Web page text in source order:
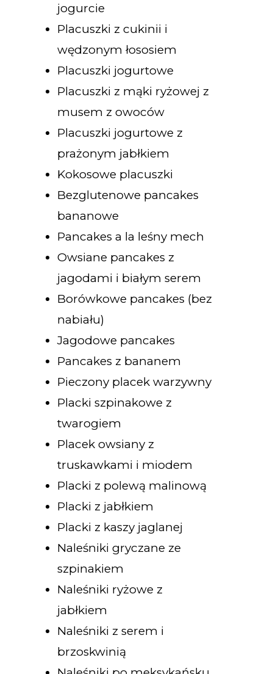
jogurcie
Placuszki z cukinii i
wędzonym łososiem
Placuszki jogurtowe
Placuszki z mąki ryżowej z
musem z owoców
Placuszki jogurtowe z
prażonym jabłkiem
Kokosowe placuszki
Bezglutenowe pancakes
bananowe
Pancakes a la leśny mech
Owsiane pancakes z
jagodami i białym serem
Borówkowe pancakes (bez
nabiału)
Jagodowe pancakes
Pancakes z bananem
Pieczony placek warzywny
Placki szpinakowe z
twarogiem
Placek owsiany z
truskawkami i miodem
Placki z polewą malinową
Placki z jabłkiem
Placki z kaszy jaglanej
Naleśniki gryczane ze
szpinakiem
Naleśniki ryżowe z
jabłkiem
Naleśniki z serem i
brzoskwinią